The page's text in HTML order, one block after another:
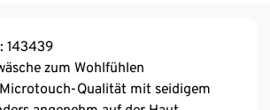
143439
zum Wohlfühlen
Qualität mit seidigem